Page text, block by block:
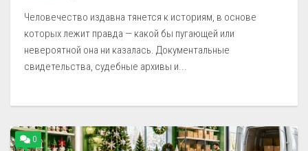
Человечество издавна тянется к историям, в основе
которых лежит правда — какой бы пугающей или
невероятной она ни казалась. Документальные
свидетельства, судебные архивы и...
0